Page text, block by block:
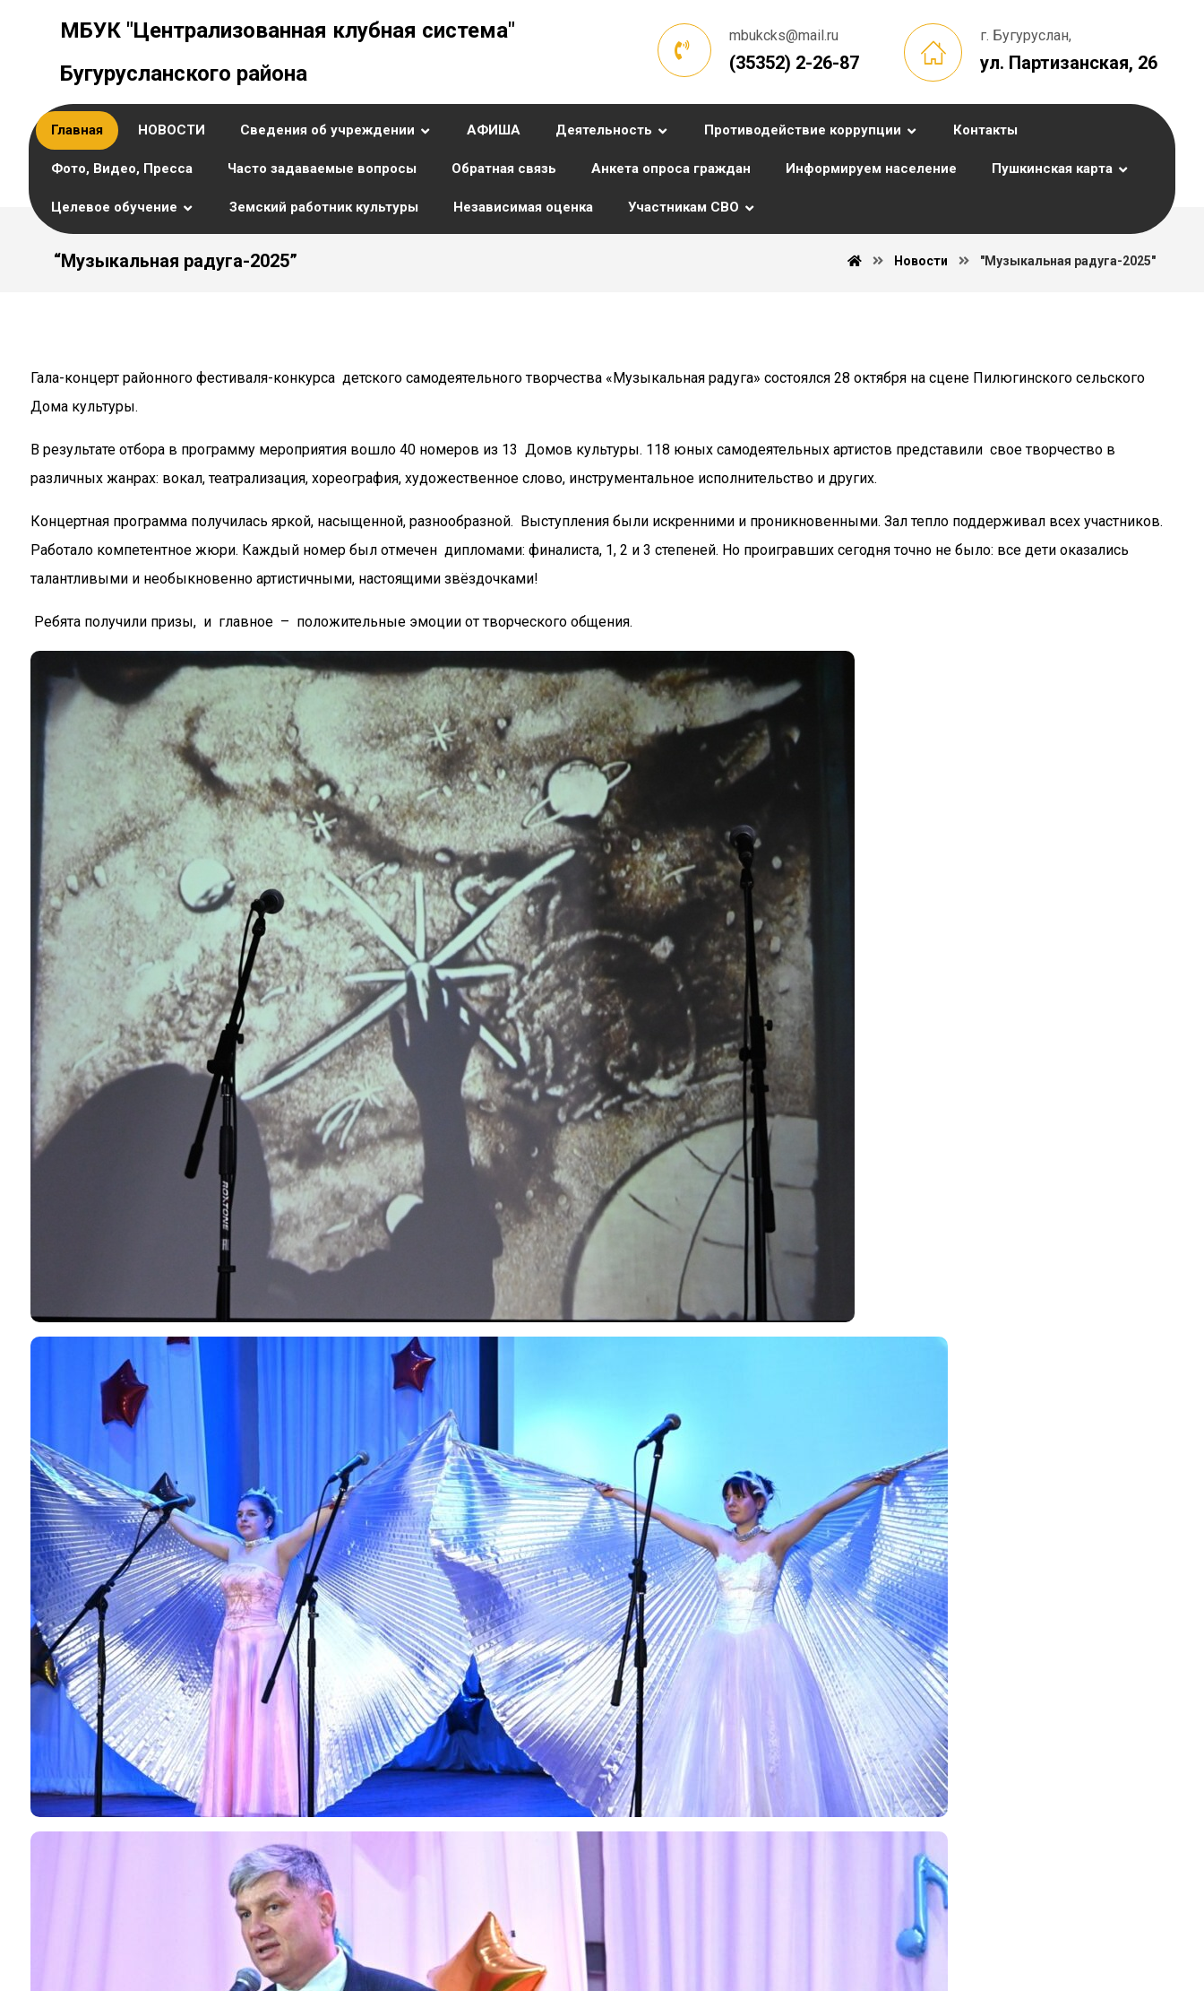
МБУК "Централизованная клубная система"
Бугурусланского района
г. Бугуруслан,
ул. Партизанская, 26
mbukcks@mail.ru
(35352) 2-26-87
Главная НОВОСТИ Сведения об учреждении АФИША Деятельность Противодействие коррупции Контакты
Фото, Видео, Пресса Часто задаваемые вопросы Обратная связь Анкета опроса граждан Информируем население Пушкинская карта
Целевое обучение Земский работник культуры Независимая оценка Участникам СВО
“Музыкальная радуга-2025” Новости "Музыкальная радуга-2025"
Гала-концерт районного фестиваля-конкурса детского самодеятельного творчества «Музыкальная радуга» состоялся 28 октября на сцене Пилюгинского сельского
Дома культуры.
В результате отбора в программу мероприятия вошло 40 номеров из 13 Домов культуры. 118 юных самодеятельных артистов представили свое творчество в
различных жанрах: вокал, театрализация, хореография, художественное слово, инструментальное исполнительство и других.
Концертная программа получилась яркой, насыщенной, разнообразной. Выступления были искренними и проникновенными. Зал тепло поддерживал всех участников.
Работало компетентное жюри. Каждый номер был отмечен дипломами: финалиста, 1, 2 и 3 степеней. Но проигравших сегодня точно не было: все дети оказались
талантливыми и необыкновенно артистичными, настоящими звёздочками!
Ребята получили призы, и главное – положительные эмоции от творческого общения.